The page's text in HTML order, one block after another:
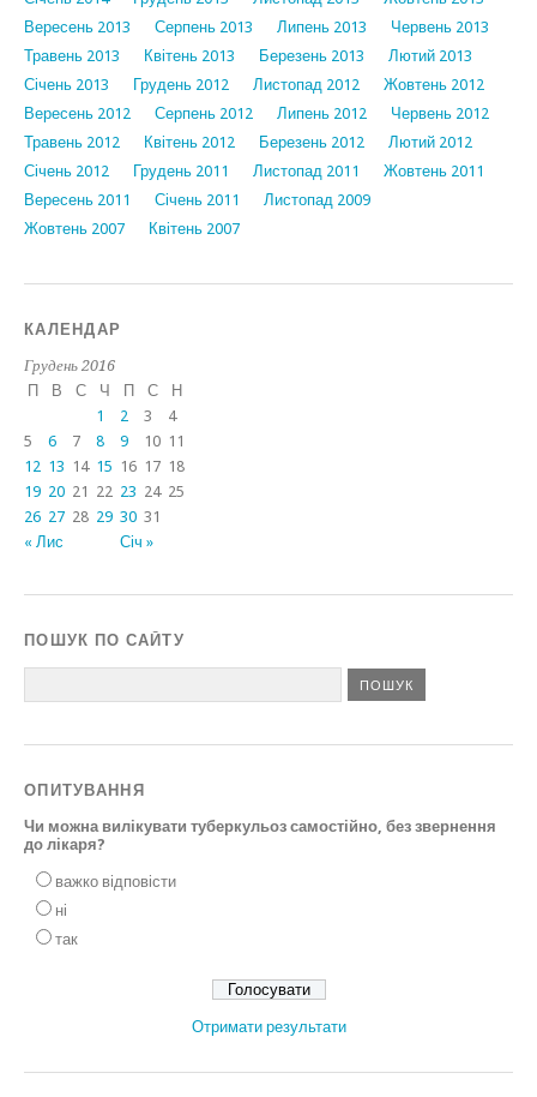
Вересень 2013
Серпень 2013 Липень 2013
Червень 2013
Травень 2013
Квітень 2013 Березень 2013
Лютий 2013
Січень 2013
Грудень 2012 Листопад 2012
Жовтень 2012
Вересень 2012
Серпень 2012 Липень 2012
Червень 2012
Травень 2012
Квітень 2012 Березень 2012
Лютий 2012
Січень 2012
Грудень 2011 Листопад 2011
Жовтень 2011
Вересень 2011
Січень 2011
Листопад 2009
Жовтень 2007
Квітень 2007
КАЛЕНДАР
Грудень 2016
П
В С Ч П С Н
« Лис Січ »
1 2 3
4
5
6 7 8 9 10 11
12 13 14 15 16 17 18
19 20 21 22 23 24 25
26 27 28 29 30 31
ПОШУК ПО САЙТУ
ОПИТУВАННЯ
Чи можна вилікувати туберкульоз самостійно, без звернення
до лікаря?
важко відповісти
ні
так
Отримати результати